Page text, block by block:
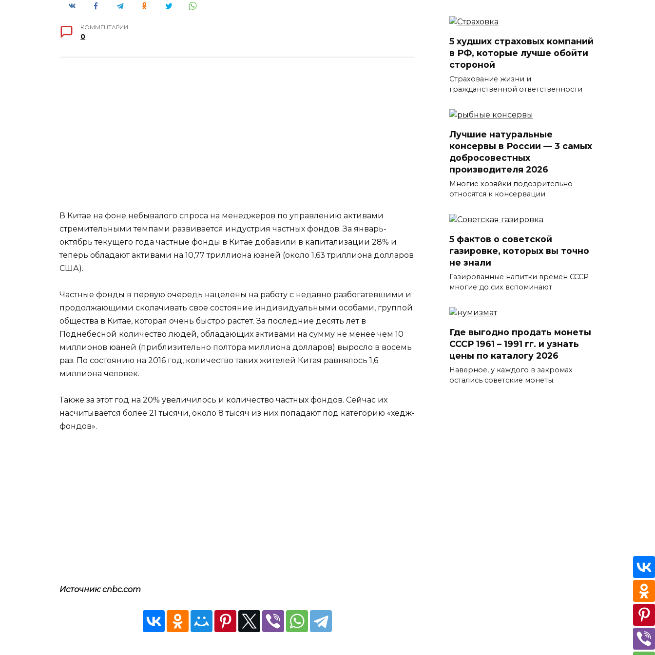
КОММЕНТАРИИ
0
В Китае на фоне небывалого спроса на менеджеров по управлению активами
стремительными темпами развивается индустрия частных фондов. За январь-
октябрь текущего года частные фонды в Китае добавили в капитализации 28% и
теперь обладают активами на 10,77 триллиона юаней (около 1,63 триллиона долларов
США).
Частные фонды в первую очередь нацелены на работу с недавно разбогатевшими и
продолжающими сколачивать свое состояние индивидуальными особами, группой
общества в Китае, которая очень быстро растет. За последние десять лет в
Поднебесной количество людей, обладающих активами на сумму не менее чем 10
миллионов юаней (приблизительно полтора миллиона долларов) выросло в восемь
раз. По состоянию на 2016 год, количество таких жителей Китая равнялось 1,6
миллиона человек.
Также за этот год на 20% увеличилось и количество частных фондов. Сейчас их
насчитывается более 21 тысячи, около 8 тысяч из них попадают под категорию «хедж-
фондов».
Источник: cnbc.com
5 худших страховых компаний
в РФ, которые лучше обойти
стороной
Страхование жизни и
гражданственной ответственности
Лучшие натуральные
консервы в России — 3 самых
добросовестных
производителя 2026
Многие хозяйки подозрительно
относятся к консервации
5 фактов о советской
газировке, которых вы точно
не знали
Газированные напитки времен СССР
многие до сих вспоминают
Где выгодно продать монеты
СССР 1961 – 1991 гг. и узнать
цены по каталогу 2026
Наверное, у каждого в закромах
остались советские монеты.